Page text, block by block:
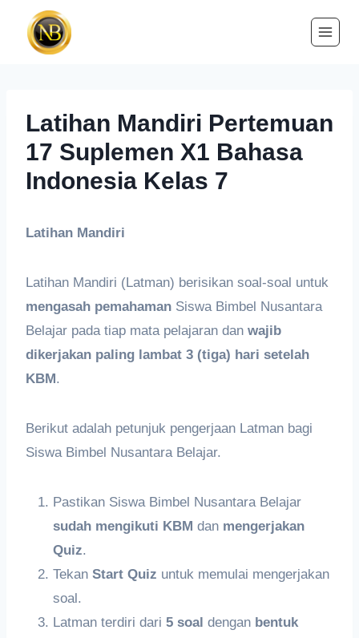
Latihan Mandiri Pertemuan
17 Suplemen X1 Bahasa
Indonesia Kelas 7
Latihan Mandiri
Latihan Mandiri (Latman) berisikan soal-soal untuk
mengasah pemahaman Siswa Bimbel Nusantara
Belajar pada tiap mata pelajaran dan wajib
dikerjakan paling lambat 3 (tiga) hari setelah
KBM.
Berikut adalah petunjuk pengerjaan Latman bagi
Siswa Bimbel Nusantara Belajar.
Pastikan Siswa Bimbel Nusantara Belajar
sudah mengikuti KBM dan mengerjakan
Quiz.
Tekan Start Quiz untuk memulai mengerjakan
soal.
Latman terdiri dari 5 soal dengan bentuk